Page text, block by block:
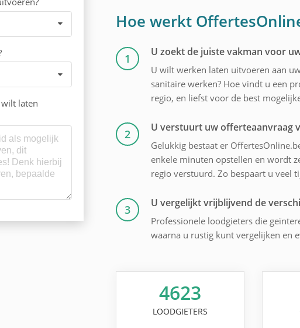
laten
Hoe werkt
1 U zoekt de juiste vakman voor
U wilt werken laten uitvoeren aan
sanitaire werken? Hoe vindt u een
regio, en liefst voor de best
2 U verstuurt uw offerteaanvraag
Gelukkig bestaat er
enkele minuten opstellen en wordt
regio verstuurd. Zo bespaart u veel
3 U vergelijkt vrijblijvend de
Professionele loodgieters die
waarna u rustig kunt vergelijken en
4623
LOODGIETERS